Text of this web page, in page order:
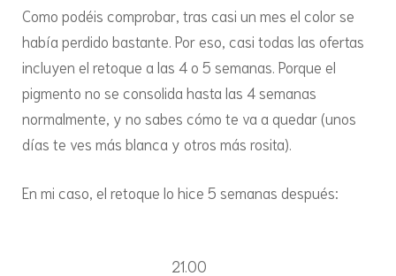
Como podéis comprobar, tras casi un mes el color se
había perdido bastante. Por eso, casi todas las ofertas
incluyen el retoque a las 4 o 5 semanas. Porque el
pigmento no se consolida hasta las 4 semanas
normalmente, y no sabes cómo te va a quedar (unos
días te ves más blanca y otros más rosita).
En mi caso, el retoque lo hice 5 semanas después:
21.00